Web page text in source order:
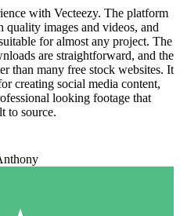
with Vecteezy. The platform
quality images and videos, and
for almost any project. The
are straightforward, and the
than many free stock websites. It
creating social media content,
looking footage that
to source.